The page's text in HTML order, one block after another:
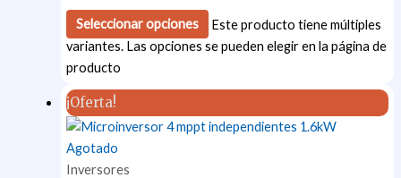
Seleccionar opciones
Este producto tiene múltiples
variantes. Las opciones se pueden elegir en la página de
producto
¡Oferta!
Agotado
Inversores